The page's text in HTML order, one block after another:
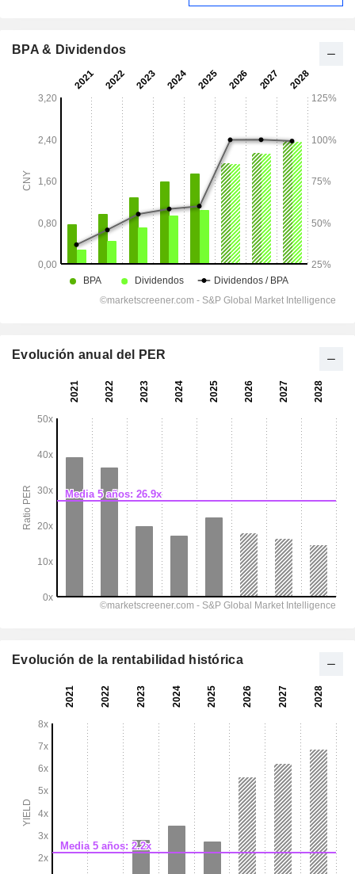
BPA & Dividendos
Evolución anual del PER
Evolución de la rentabilidad histórica